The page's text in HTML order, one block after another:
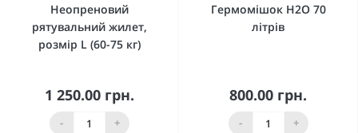
Неопреновий
рятувальний жилет,
розмір L (60-75 кг)
1 250.00 грн.
- +
Гермомішок Н2О 70
літрів
800.00 грн.
- +